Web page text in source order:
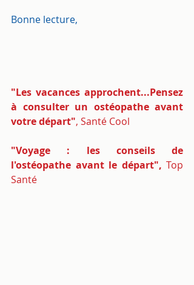
Bonne lecture,
"Les vacances approchent...Pensez
à consulter un ostéopathe avant
votre départ", Santé Cool
"Voyage : les conseils de
l'ostéopathe avant le départ", Top
Santé